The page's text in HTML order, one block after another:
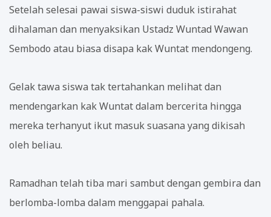
Setelah selesai pawai siswa-siswi duduk istirahat
dihalaman dan menyaksikan Ustadz Wuntad Wawan
Sembodo atau biasa disapa kak Wuntat mendongeng.
Gelak tawa siswa tak tertahankan melihat dan
mendengarkan kak Wuntat dalam bercerita hingga
mereka terhanyut ikut masuk suasana yang dikisah
oleh beliau.
Ramadhan telah tiba mari sambut dengan gembira dan
berlomba-lomba dalam menggapai pahala.